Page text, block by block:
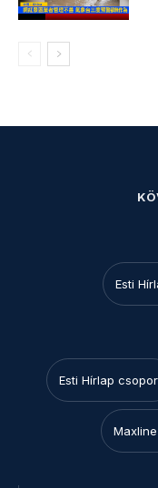
Esti
Esti Hírlap
Maxline